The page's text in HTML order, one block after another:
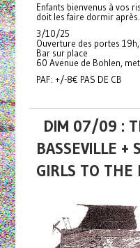
Enfants bienvenus à vos
doit les faire dormir après.
3/10/25
Ouverture des portes
Bar sur place
60 Avenue de Bohlen,
PAF: +/-8€ PAS DE CB
DIM 07/09 :
BASSEVILLE +
GIRLS TO THE